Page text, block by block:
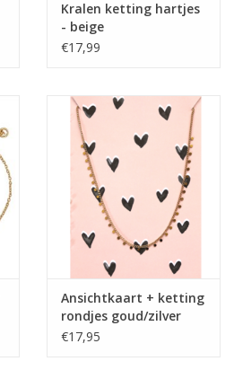
Kralen ketting hartjes
- beige
€17,99
Ansichtkaart + ketting
rondjes goud/zilver
€17,95